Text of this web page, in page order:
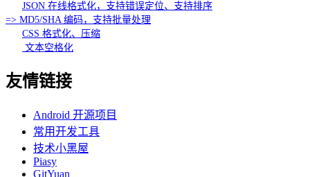
JSON 在线格式化，支持错误定位、支持排序
=> MD5/SHA 编码，支持批量处理
CSS 格式化、压缩
文本空格化
友情链接
Android 开源项目
常用开发工具
技术小黑屋
Piasy
GitYuan